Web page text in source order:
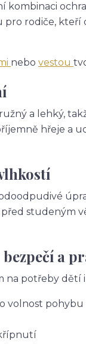
kombinaci
pro rodiče,
nebo vestou
a lehký,
hřeje a
studeným
a
na potřeby dětí
volnost pohybu